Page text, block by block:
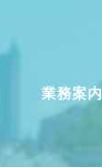
業務案内